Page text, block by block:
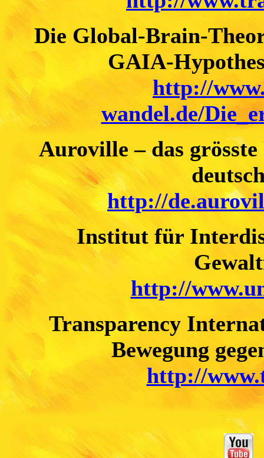
Die Global-Brain-
GAIA-
http://
wandel.de/
Auroville – das
http://
Institut für
http://
Transparency
Bewegung
http://